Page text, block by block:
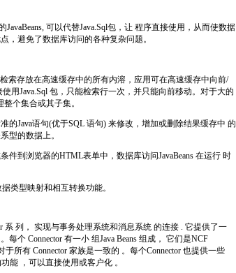
可以代替Java.Sql包，让 程序直接使用，从而使数据
，避免了数据库访问的各种复杂问题。
存放在高速缓存中的所有内溶，应用可在高速缓存中向前/
用Java.Sql 包，只能检索行一次，并只能向前移动。对于大的
个集合或其子集。
Java语句(优于SQL 语句) 来修改，增加或删除结果缓存中 的
型的数据上。
到浏览器的HTML表单中，数据库访问JavaBeans 在运行 时
类型映射和相互转换功能。
列， 实现与事务处理系统和消息系统 的连接 . 它提供了一
个 Connector 有一小 组Java Beans 组成， 它们是NCF
于所有 Connector 家族是一致的 。每个Connector 也提供一些
能 ，可以直接使用或客户化 。